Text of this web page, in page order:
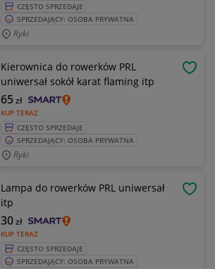
CZĘSTO SPRZEDAJE
SPRZEDAJĄCY: OSOBA PRYWATNA
Ryki
Kierownica do rowerków PRL
uniwersał sokół karat flaming itp
KUP TERAZ
65zł
CZĘSTO SPRZEDAJE
SPRZEDAJĄCY: OSOBA PRYWATNA
Ryki
Lampa do rowerków PRL uniwersał
itp
KUP TERAZ
30zł
CZĘSTO SPRZEDAJE
SPRZEDAJĄCY: OSOBA PRYWATNA